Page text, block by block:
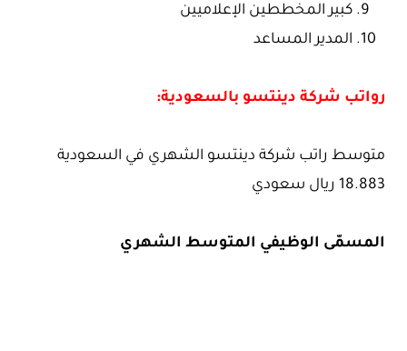
كبير المخططين الإعلاميين
المدير المساعد
رواتب شركة دينتسو بالسعودية:
متوسط راتب شركة دينتسو الشهري في السعودية
18.883 ريال سعودي
المسمّى الوظيفي المتوسط الشهري